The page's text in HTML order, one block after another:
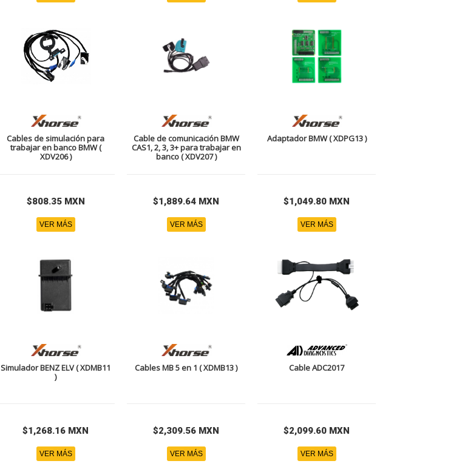
Cables de simulación para
trabajar en banco BMW (
XDV206 )
$808.35 MXN
VER MÁS
Cable de comunicación BMW
CAS1, 2, 3, 3+ para trabajar en
banco ( XDV207 )
$1,889.64 MXN
VER MÁS
Adaptador BMW ( XDPG13 )
$1,049.80 MXN
VER MÁS
Simulador BENZ ELV ( XDMB11
)
$1,268.16 MXN
VER MÁS
Cables MB 5 en 1 ( XDMB13 )
$2,309.56 MXN
VER MÁS
Cable ADC2017
$2,099.60 MXN
VER MÁS